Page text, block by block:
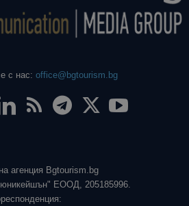
с нас: office@bgtourism.bg
агенция Bgtourism.bg
ЕООД, 205185996.